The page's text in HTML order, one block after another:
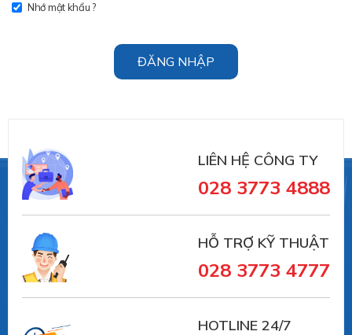
Nhớ mật khẩu ?
ĐĂNG NHẬP
LIÊN HỆ CÔNG TY
028 3773 4888
HỖ TRỢ KỸ THUẬT
028 3773 4777
HOTLINE 24/7